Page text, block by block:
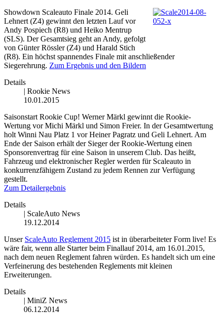
Showdown Scaleauto Finale 2014. Geli
Lehnert (Z4) gewinnt den letzten Lauf vor
Andy Pospiech (R8) und Heiko Mentrup
(SLS). Der Gesamtsieg geht an Andy, gefolgt
von Günter Rössler (Z4) und Harald Stich
(R8). Ein höchst spannendes Finale mit anschließender
Siegerehrung. Zum Ergebnis und den Bildern
Details
| Rookie News
10.01.2015
Saisonstart Rookie Cup! Werner Märkl gewinnt die Rookie-
Wertung vor Michi Märkl und Simon Freier. In der Gesamtwertung
holt Winni Nau Platz 1 vor Heiner Pagratz und Geli Lehnert. Am
Ende der Saison erhält der Sieger der Rookie-Wertung einen
Sponsorenvertrag für eine Saison in unserem Club. Das heißt,
Fahrzeug und elektronischer Regler werden für Scaleauto in
konkurrenzfähigem Zustand zu jedem Rennen zur Verfügung
gestellt.
Zum Detailergebnis
Details
| ScaleAuto News
19.12.2014
Unser ScaleAuto Reglement 2015 ist in überarbeiteter Form live! Es
wäre fair, wenn alle Starter beim Finallauf 2014, am 16.01.2015,
nach dem neuen Reglement fahren würden. Es handelt sich um eine
Verfeinerung des bestehenden Reglements mit kleinen
Erweiterungen.
Details
| MiniZ News
06.12.2014